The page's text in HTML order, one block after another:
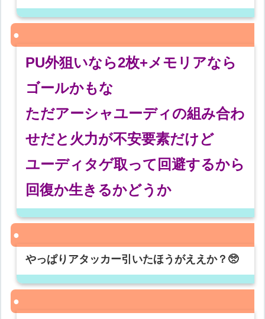
PU外狙いなら2枚+メモリアなら
ゴールかもな
ただアーシャユーディの組み合わ
せだと火力が不安要素だけど
ユーディタゲ取って回避するから
回復か生きるかどうか
やっぱりアタッカー引いたほうがええか？🥺